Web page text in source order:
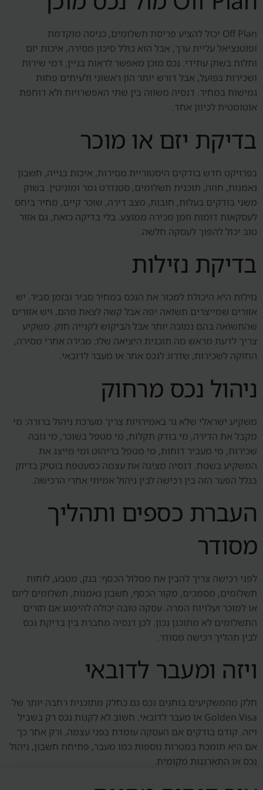
Off Plan יכול להציע פריסת תשלומים, כניסה מוקדמת
ופוטנציאל עליית ערך, אבל הוא כולל סיכון מסירה, איכות יזם
ותלות בשוק עתידי. נכס מוכן מאפשר לראות בניין, דמי שירות
ושכירות בפועל, אבל דורש יותר הון ראשוני ולעיתים פחות
גמישות במחיר. דנסיה משווה בין שתי האפשרויות ולא דוחפת
אוטומטית לכיוון אחד.
בדיקת יזם או מוכר
בפרויקט חדש בודקים היסטוריית מסירות, איכות בנייה, חשבון
נאמנות, חוזה, תוכנית תשלומים, סטנדרט גמר ומוניטין. בשוק
משני בודקים בעלות, חובות, מצב דירה, שוכר קיים, מחיר ביחס
לעסקאות דומות וזמן מכירה ממוצע. בלי בדיקה כזאת, גם אזור
טוב יכול להפוך לעסקה חלשה.
בדיקת נזילות
נזילות היא היכולת למכור את הנכס במחיר סביר ובזמן סביר. יש
אזורים שמייצרים תשואה יפה אבל קשה לצאת מהם, ויש אזורים
שהתשואה בהם נמוכה יותר אבל הביקוש לקנייה חזק. משקיע
צריך לדעת מראש מה תוכנית היציאה שלו: מכירה אחרי מסירה,
החזקה לשכירות, שדרוג לנכס אחר או מעבר לדובאי.
ניהול נכס מרחוק
משקיע ישראלי שלא גר באמירויות צריך מערכת ניהול ברורה: מי
מקבל את הדירה, מי בודק תקלות, מי מטפל בשוכר, מי גובה
שכירות, מי מעביר דוחות, מי מטפל בריהוט ומי מייצג את
המשקיע בשטח. דנסיה מציגה את עצמה כמעטפת בוטיק בדיוק
בגלל הפער הזה בין רכישה לבין ניהול אמיתי אחרי הרכישה.
העברת כספים ותהליך
מסודר
לפני רכישה צריך להבין את מסלול הכסף: בנק, מטבע, לוחות
תשלומים, מסמכים, מקור הכסף, חשבון נאמנות, תשלומים ליזם
או למוכר ועלויות המרה. עסקה טובה יכולה להיפגע אם תזרים
התשלומים לא מתוכנן נכון. לכן דנסיה מחברת בין בדיקת נכס
לבין תהליך רכישה מסודר.
ויזה ומעבר לדובאי
חלק מהמשקיעים בוחנים נכס גם כחלק מתוכנית רחבה יותר של
Golden Visa או מעבר לדובאי. חשוב לא לקנות נכס רק בשביל
ויזה. קודם בודקים אם העסקה עומדת בפני עצמה, ורק אחר כך
אם היא תומכת במטרות נוספות כמו מעבר, פתיחת חשבון, ניהול
נכס או התארגנות מקומית.